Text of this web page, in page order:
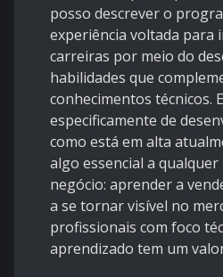
posso descrever o
experiência voltada para
carreiras por meio do
habilidades que
conhecimentos técnicos.
especificamente de
como está em alta
algo essencial a
negócio: aprender a
a se tornar visível no
profissionais com foco
aprendizado tem um